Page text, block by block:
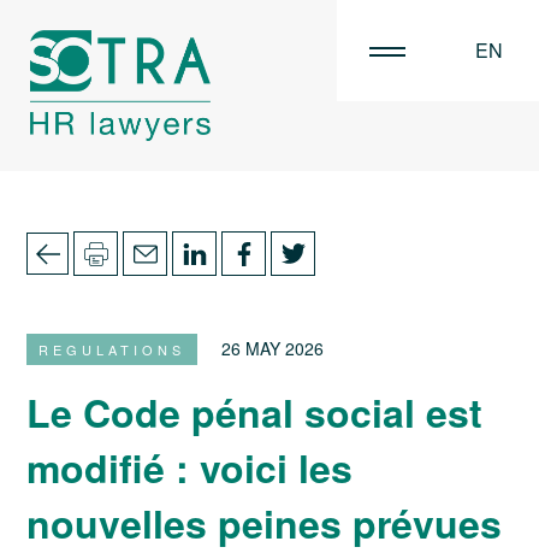
EN
REGULATIONS 26 MAY 2026
Le Code pénal social est
modifié : voici les
nouvelles peines prévues